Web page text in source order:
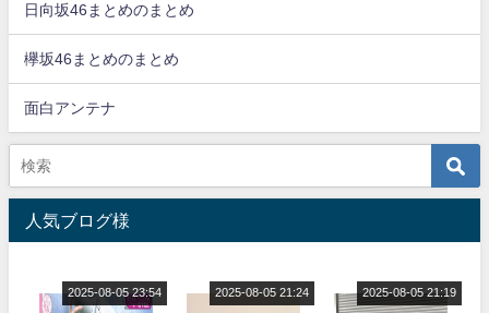
日向坂46まとめのまとめ
欅坂46まとめのまとめ
面白アンテナ
人気ブログ様
2025-08-05 23:54 2025-08-05 21:24 2025-08-05 21:19